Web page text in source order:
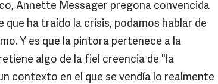
Annette Messager pregona convencida
que ha traído la crisis, podamos hablar de
Y es que la pintora pertenece a la
algo de la fiel creencia de "la
contexto en el que se vendía lo realmente